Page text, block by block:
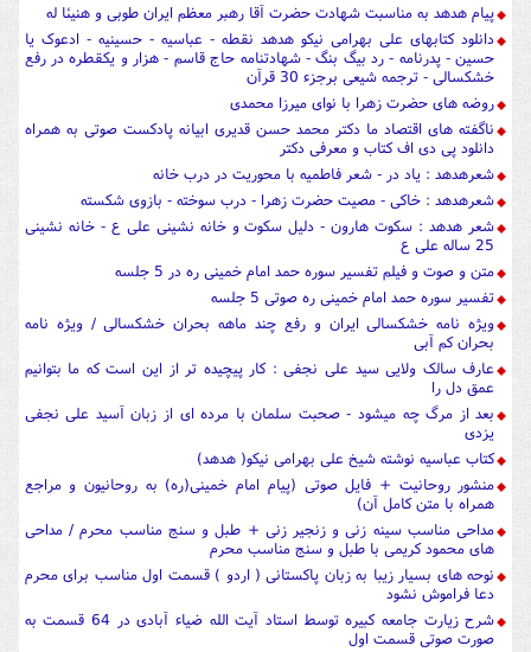
پیام هدهد به مناسبت شهادت حضرت آقا رهبر معظم ایران طوبی و هنیئا له
دانلود کتابهای علی بهرامی نیکو هدهد نقطه - عباسیه - حسینیه - ادعوک یا
حسین - پدرنامه - رد بیگ بنگ - شهادتنامه حاج قاسم - هزار و یکقطره در رفع
خشکسالی - ترجمه شیعی برجزء 30 قرآن
روضه های حضرت زهرا با نوای میرزا محمدی
ناگفته های اقتصاد ما دکتر محمد حسن قدیری ابیانه پادکست صوتی به همراه
دانلود پی دی اف کتاب و معرفی دکتر
شعرهدهد : یاد در - شعر فاطمیه با محوریت در درب خانه
شعرهدهد : خاکی - مصیت حضرت زهرا - درب سوخته - بازوی شکسته
شعر هدهد : سکوت هارون - دلیل سکوت و خانه نشینی علی ع - خانه نشینی
25 ساله علی ع
متن و صوت و فیلم تفسیر سوره حمد امام خمینی ره در 5 جلسه
تفسیر سوره حمد امام خمینی ره صوتی 5 جلسه
ویژه نامه خشکسالی ایران و رفع چند ماهه بحران خشکسالی / ویژه نامه
بحران کم آبی
عارف سالک ولایی سید علی نجفی : کار پیچیده تر از این است که ما بتوانیم
عمق دل را
بعد از مرگ چه میشود - صحبت سلمان با مرده ای از زبان آسید علی نجفی
یزدی
کتاب عباسیه نوشته شیخ علی بهرامی نیکو( هدهد)
منشور روحانیت + فایل صوتی (پیام امام خمینی(ره) به روحانیون و مراجع
همراه با متن کامل آن)
مداحی مناسب سینه زنی و زنجیر زنی + طبل و سنج مناسب محرم / مداحی
های محمود کریمی با طبل و سنج مناسب محرم
نوحه های بسیار زیبا به زبان پاکستانی ( اردو ) قسمت اول مناسب برای محرم
دعا فراموش نشود
شرح زیارت جامعه کبیره توسط استاد آیت الله ضیاء آبادی در 64 قسمت به
صورت صوتی قسمت اول